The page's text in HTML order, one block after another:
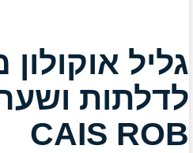
גליל אוקולון
לדלתות
CAIS ROB